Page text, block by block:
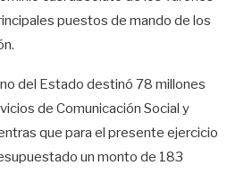
puestos de mando de los
del Estado destinó 78 millones
de Comunicación Social y
que para el presente ejercicio
un monto de 183